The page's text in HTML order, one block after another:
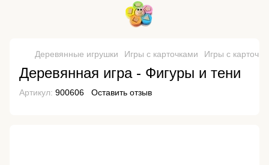
Деревянные игрушки Игры с карточками Игры с
Деревянная игра - Фигуры и тени
Артикул: 900606 Оставить отзыв